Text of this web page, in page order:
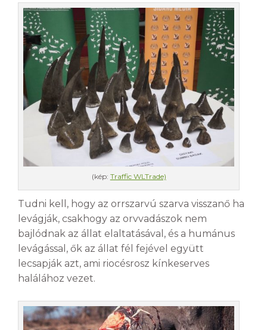
(kép: Traffic WLTrade)
Tudni kell, hogy az orrszarvú szarva visszanő ha
levágják, csakhogy az orvvadászok nem
bajlódnak az állat elaltatásával, és a humánus
levágással, ők az állat fél fejével együtt
lecsapják azt, ami riocésrosz kínkeserves
halálához vezet.